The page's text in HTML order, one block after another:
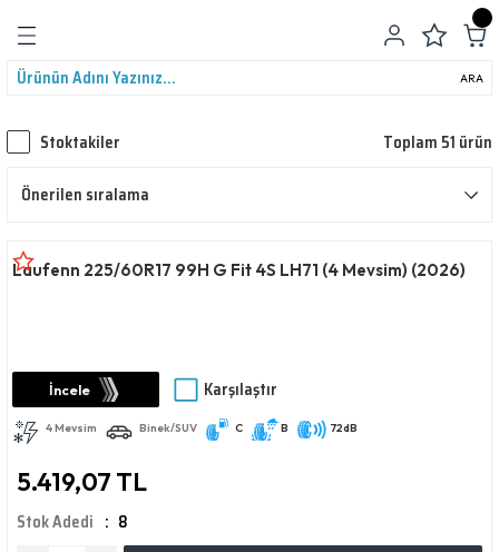
ARA
Stoktakiler Toplam 51 ürün
Laufenn 225/60R17 99H G Fit 4S LH71 (4 Mevsim) (2026)
İncele Karşılaştır
4 Mevsim Binek/SUV C B 72dB
5.419,07 TL
Stok Adedi 8